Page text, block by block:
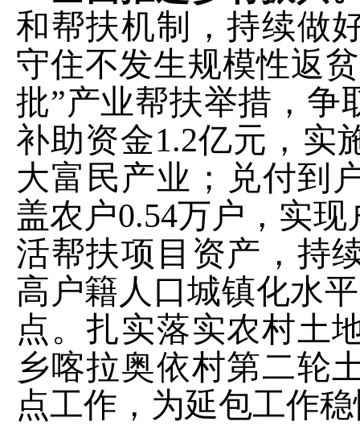
和帮扶机制 ，持续做
守住不发生规模性返
批”产业帮扶举措，争
补助资金1.2亿元，实
大富民产业；兑付到
盖农户0.54万户，实现
活帮扶项目资产 ， 持
高户籍人口城镇化水
点。扎实落实农村土
乡喀拉奥依村第二轮
点工作，为延包工作